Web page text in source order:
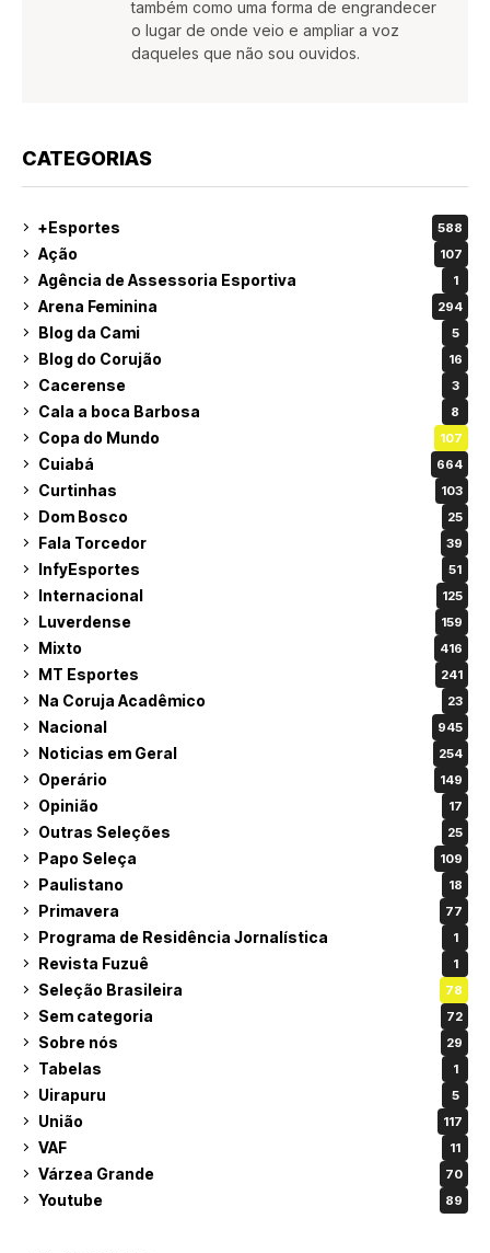
também como uma forma de engrandecer
o lugar de onde veio e ampliar a voz
daqueles que não sou ouvidos.
CATEGORIAS
+Esportes 588
Ação 107
Agência de Assessoria Esportiva 1
Arena Feminina 294
Blog da Cami 5
Blog do Corujão 16
Cacerense 3
Cala a boca Barbosa 8
Copa do Mundo 107
Cuiabá 664
Curtinhas 103
Dom Bosco 25
Fala Torcedor 39
InfyEsportes 51
Internacional 125
Luverdense 159
Mixto 416
MT Esportes 241
Na Coruja Acadêmico 23
Nacional 945
Noticias em Geral 254
Operário 149
Opinião 17
Outras Seleções 25
Papo Seleça 109
Paulistano 18
Primavera 77
Programa de Residência Jornalística 1
Revista Fuzuê 1
Seleção Brasileira 78
Sem categoria 72
Sobre nós 29
Tabelas 1
Uirapuru 5
União 117
VAF 11
Várzea Grande 70
Youtube 89